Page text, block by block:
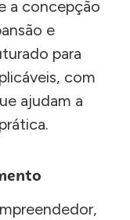
a concepção
e
para
com
ajudam a